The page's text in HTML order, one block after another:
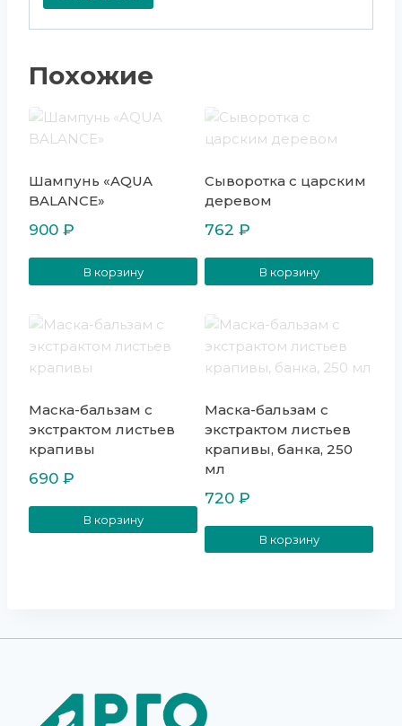
Похожие
Шампунь «AQUA
BALANCE»
900 ₽
В корзину
Сыворотка с царским
деревом
762 ₽
В корзину
Маска-бальзам с
экстрактом листьев
крапивы
690 ₽
В корзину
Маска-бальзам с
экстрактом листьев
крапивы, банка, 250
мл
720 ₽
В корзину